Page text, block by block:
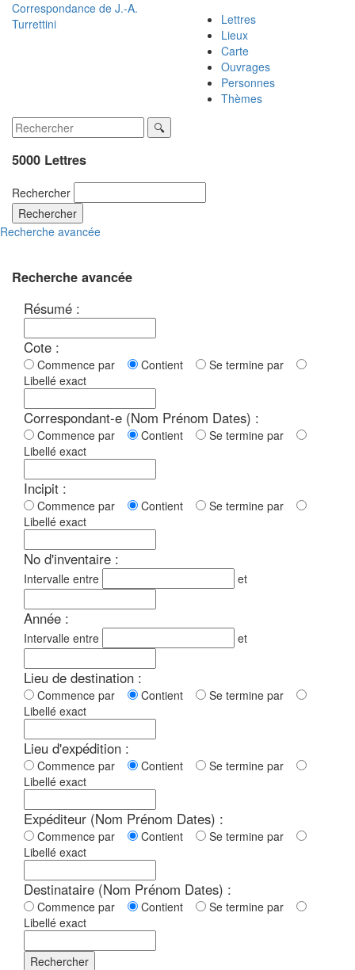
Correspondance de J.-A.
Turrettini
Lettres
Lieux
Carte
Ouvrages
Personnes
Thèmes
5000 Lettres
Rechercher
Rechercher
Recherche avancée
Recherche avancée
Résumé :
Cote :
Commence par Contient
Se termine par
Libellé exact
Correspondant-e (Nom Prénom Dates) :
Commence par Contient
Se termine par
Libellé exact
Incipit :
Commence par Contient
Se termine par
Libellé exact
No d'inventaire :
Intervalle entre et
Année :
Intervalle entre et
Lieu de destination :
Commence par Contient
Se termine par
Libellé exact
Lieu d'expédition :
Commence par Contient
Se termine par
Libellé exact
Expéditeur (Nom Prénom Dates) :
Commence par Contient
Se termine par
Libellé exact
Destinataire (Nom Prénom Dates) :
Commence par Contient
Se termine par
Libellé exact
Rechercher